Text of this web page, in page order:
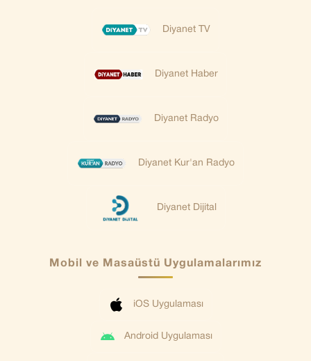
Diyanet TV
Diyanet Haber
Diyanet Radyo
Diyanet Kur'an Radyo
Diyanet Dijital
Mobil ve Masaüstü Uygulamalarımız
iOS Uygulaması
Android Uygulaması